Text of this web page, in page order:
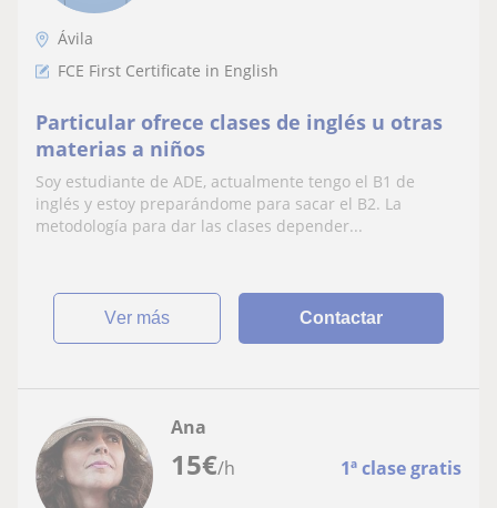
Ávila
FCE First Certificate in English
Particular ofrece clases de inglés u otras
materias a niños
Soy estudiante de ADE, actualmente tengo el B1 de
inglés y estoy preparándome para sacar el B2. La
metodología para dar las clases depender...
ver más Contactar
15€/h 1ª clase gratis
Ana